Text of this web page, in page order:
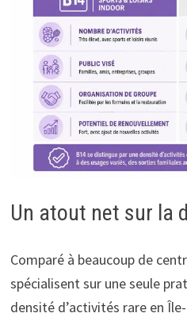
Un atout net sur la
Comparé à beaucoup de
spécialisent sur une seule
densité d’activités rare en